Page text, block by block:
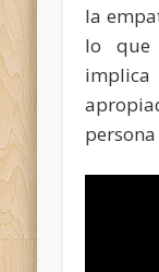
la
lo que
implica